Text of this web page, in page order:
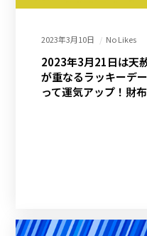
2023年3月10日 No Likes
2023年3月21日は天
が重なるラッキーデ
って運気アップ！財